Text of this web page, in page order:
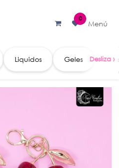
0
Menú
Liquidos Geles